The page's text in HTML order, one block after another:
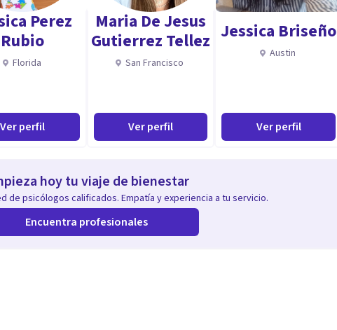
limitantes, pensamientos, emociones y conductas que están
o profesional.
el estrés.
para expresarte con seguridad en público, resolver conflictos o
Emocional, Comunicación y Coaching.
transversales para el empleo y orientación laboral.
Perez
Rubio
Florida
Ver perfil
Maria De Jesus
Gutierrez Tellez
San Francisco
Ver perfil
Jessica Briseño
Austin
Ver perfil
hoy tu viaje de bienestar
de psicólogos calificados. Empatía y experiencia a tu servicio.
Encuentra profesionales